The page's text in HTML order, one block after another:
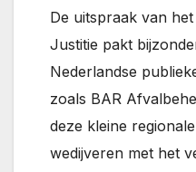
De uitspraak van
Justitie pakt
Nederlandse
zoals BAR
deze kleine
wedijveren met het